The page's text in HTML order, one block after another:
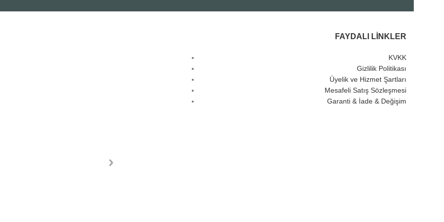
FAYDALI LINKLER
KVKK
Gizlilik Politikası
Üyelik ve Hizmet Şartları
Mesafeli Satış Sözleşmesi
Garanti & İade & Değişim